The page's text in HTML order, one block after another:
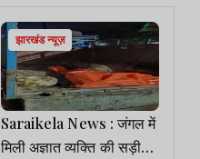
गिरफ्तार
झारखंड न्यूज़
Saraikela News : जंगल में
मिली अज्ञात व्यक्ति की सड़ी-